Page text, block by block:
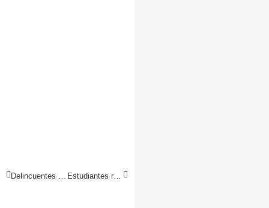
Estudiantes robaron quince microscopios